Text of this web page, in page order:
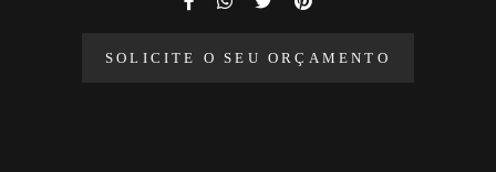
SOLICITE O SEU ORÇAMENTO